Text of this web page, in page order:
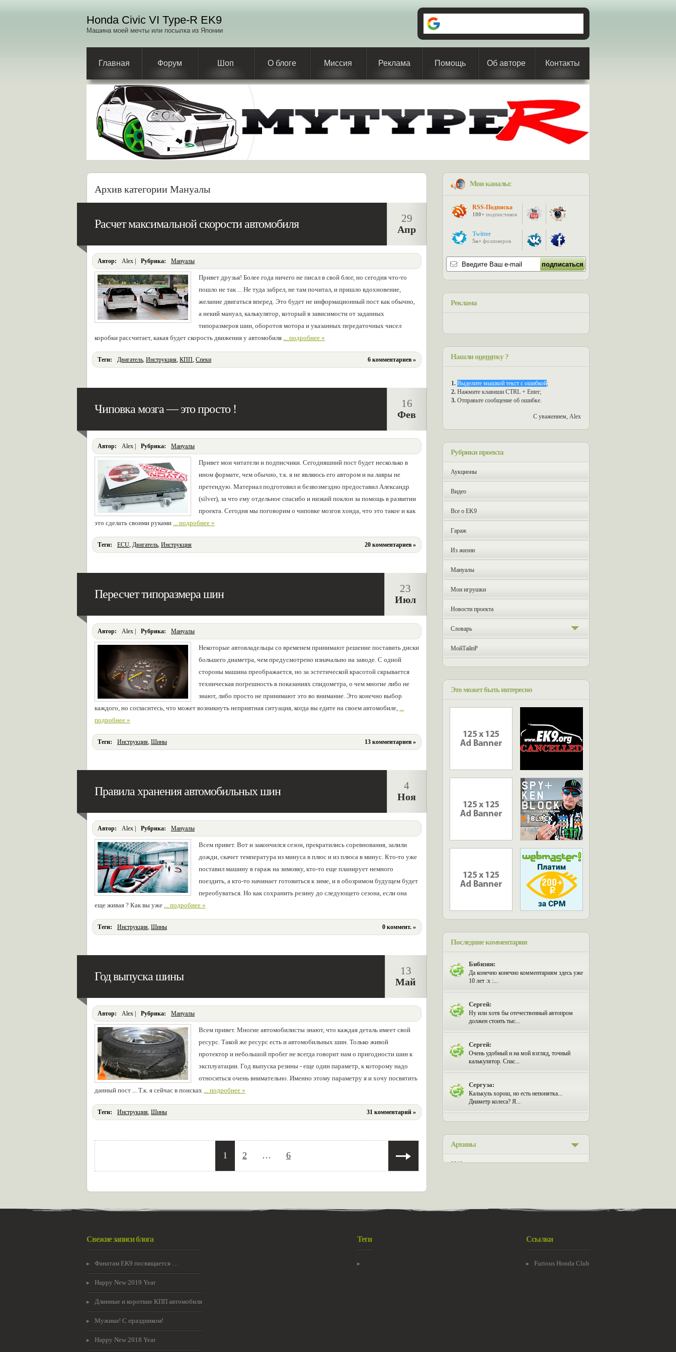
Honda Civic VI Type-R EK9
Машина моей мечты или посылка из Японии
Главная Форум Шоп О блоге Миссия Реклама Помощь Об авторе Контакты
Архив категории Мануалы
Расчет максимальной скорости автомобиля 29
Апр
Автор: Alex | Pубрика: Мануалы
Привет друзья! Более года ничего не писал в свой блог, но сегодня что-то
пошло не так ... Не туда забрел, не там почитал, и пришло вдохновение,
желание двигаться вперед. Это будет не информационный пост как обычно,
а некий мануал, калькулятор, который в зависимости от заданных
типоразмеров шин, оборотов мотора и указанных передаточных чисел
коробки рассчитает, какая будет скорость движения у автомобиля ... подробнее »
Теги: Двигатель, Инструкция, КПП, Спеки 6 комментариев »
Чиповка мозга — это просто ! 16
Фев
Автор: Alex | Pубрика: Мануалы
Привет мои читатели и подписчики. Сегодняшний пост будет несколько в
ином формате, чем обычно, т.к. я не являюсь его автором и на лавры не
претендую. Материал подготовил и безвозмездно предоставил Александр
(silver), за что ему отдельное спасибо и низкий поклон за помощь в развитии
проекта. Сегодня мы поговорим о чиповке мозгов хонда, что это такое и как
это сделать своими руками ... подробнее »
Теги: ECU, Двигатель, Инструкция 20 комментариев »
Пересчет типоразмера шин 23
Июл
Автор: Alex | Pубрика: Мануалы
Некоторые автовладельцы со временем принимают решение поставить диски
большего диаметра, чем предусмотрено изначально на заводе. С одной
стороны машина преображается, но за эстетической красотой скрывается
техническая погрешность в показаниях спидометра, о чем многие либо не
знают, либо просто не принимают это во внимание. Это конечно выбор
каждого, но согласитесь, что может возникнуть неприятная ситуация, когда вы едите на своем автомобиле, ...
подробнее »
Теги: Инструкция, Шины 13 комментариев »
Правила хранения автомобильных шин 4
Ноя
Автор: Alex | Pубрика: Мануалы
Всем привет. Вот и закончился сезон, прекратились соревнования, залили
дожди, скачет температура из минуса в плюс и из плюса в минус. Кто-то уже
поставил машину в гараж на зимовку, кто-то еще планирует немного
поездить, а кто-то начинает готовиться к зиме, и в обозримом будущем будет
переобуваться. Но как сохранить резину до следующего сезона, если она
еще живая ? Как вы уже ... подробнее »
Теги: Инструкция, Шины 0 коммент. »
Год выпуска шины 13
Май
Автор: Alex | Pубрика: Мануалы
Всем привет. Многие автомобилисты знают, что каждая деталь имеет свой
ресурс. Такой же ресурс есть и автомобильных шин. Только живой
протектор и небольшой пробег не всегда говорит нам о пригодности шин к
эксплуатации. Год выпуска резины - еще один параметр, к которому надо
относиться очень внимательно. Именно этому параметру я и хочу посвятить
данный пост ... Т.к. я сейчас в поисках ... подробнее »
Теги: Инструкция, Шины 31 комментарий »
1 2 … 6
Следующая
страница
Мои каналы:
RSS-Подписка
100+ подписчиков
Twitter
5к+ фолловеров
Реклама
Нашли оцепятку ?
1. Выделите мышкой текст с ошибкой;
2. Нажмите клавиши CTRL + Enter;
3. Отправьте сообщение об ошибке.
С уважением, Alex
Рубрики проекта
Аукционы
Видео
Все о EK9
Гараж
Из жизни
Мануалы
Мои игрушки
Новости проекта
Словарь
JDM наклейки
МойТайпР
Бортовик машины
Это может быть интересно
Последние комментарии
Бибизян:
Да конечно конечно комментариям здесь уже
10 лет :x :...
Сергей:
Ну или хотя бы отечественный автопром
должен стоить тыс...
Сергей:
Очень удобный и на мой взгляд, точный
калькулятор. Спас...
Сергуза:
Калькуль хорош, но есть непонятка...
Диаметр колеса? Я...
Архивы
2018
Свежие записи блога
Фанатам EK9 посвящается …
Happy New 2019 Year
Длинные и короткие КПП автомобиля
Мужики! С праздником!
Happy New 2018 Year
Теги Ссылки
Furious Honda Club